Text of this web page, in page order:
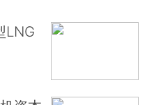
LNG